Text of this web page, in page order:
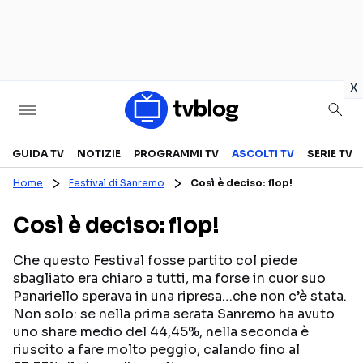
x
Televisione
CANALI TV
PROGRAMMI TV
PERSONAGGI TV
SERIE TV
REALITY SHOW
FICTION
Streaming
GUIDA TV NOTIZIE PROGRAMMI TV ASCOLTI TV SERIE TV
Home Festival di Sanremo Così è deciso: flop!
Così è deciso: flop!
Che questo Festival fosse partito col piede
sbagliato era chiaro a tutti, ma forse in cuor suo
Panariello sperava in una ripresa…che non c’è stata.
Non solo: se nella prima serata Sanremo ha avuto
uno share medio del 44,45%, nella seconda è
riuscito a fare molto peggio, calando fino al